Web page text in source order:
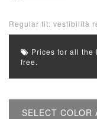
Regular fit: vestibilità
Prices for all the
free.
SELECT COLOR